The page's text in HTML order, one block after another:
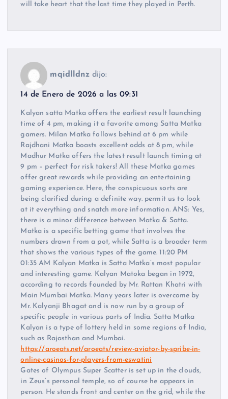
will take heart that the last time they played in Perth.
mqidlldnz dijo:
14 de Enero de 2026 a las 09:31
Kalyan satta Matka offers the earliest result launching
time of 4 pm, making it a favorite among Satta Matka
gamers. Milan Matka follows behind at 6 pm while
Rajdhani Matka boasts excellent odds at 8 pm, while
Madhur Matka offers the latest result launch timing at
9 pm – perfect for risk takers! All these Matka games
offer great rewards while providing an entertaining
gaming experience. Here, the conspicuous sorts are
being clarified during a definite way. permit us to look
at it everything and snatch more information. ANS: Yes,
there is a minor difference between Matka & Satta.
Matka is a specific betting game that involves the
numbers drawn from a pot, while Satta is a broader term
that shows the various types of the game. 11:20 PM
01:35 AM Kalyan Matka is Satta Matka’s most popular
and interesting game. Kalyan Matoka began in 1972,
according to records founded by Mr. Rattan Khatri with
Main Mumbai Matka. Many years later is overcome by
Mr. Kalyanji Bhagat and is now run by a group of
specific people in various parts of India. Satta Matka
Kalyan is a type of lottery held in some regions of India,
such as Rajasthan and Mumbai.
https://aroeats.net/aroeats/review-aviator-by-spribe-in-
online-casinos-for-players-from-eswatini
Gates of Olympus Super Scatter is set up in the clouds,
in Zeus’s personal temple, so of course he appears in
person. He stands front and center on the grid, while the